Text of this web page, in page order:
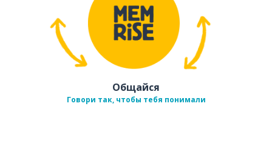
Общайся
Говори так, чтобы тебя понимали